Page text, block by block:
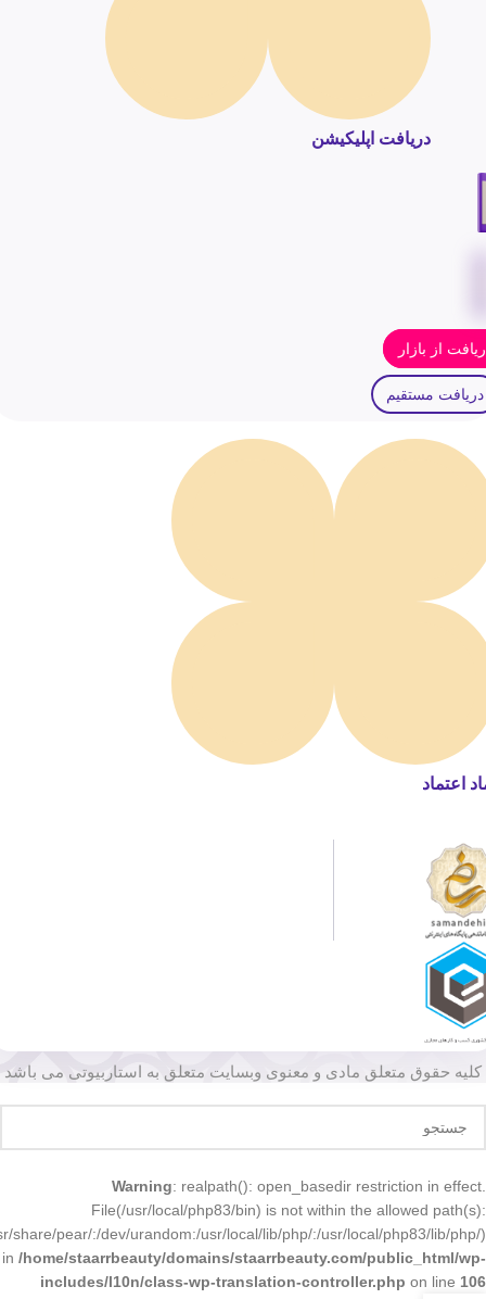
دریافت اپلیکیشن
از بازار
دریافت مستقیم
اعتماد
کلیه حقوق متعلق مادی و معنوی وبسایت متعلق به استاربیوتی می باشد
Warning: realpath(): open_basedir restriction in effect.
File(/usr/local/php83/bin) is not within the allowed path(s):
share/pear/:/dev/urandom:/usr/local/lib/php/:/usr/local/php83/lib/php/)
in /home/staarrbeauty/domains/staarrbeauty.com/public_html/wp-
includes/l10n/class-wp-translation-controller.php on line 106